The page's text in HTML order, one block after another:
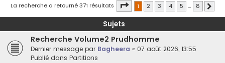
c
h
r
c
h
La recherche a retourné 371 résultats Page 1sur8
1 2 3 4 5 … 8
Sujets
Recherche Volume2 Prudhomme
Dernier message par Bagheera « 07 août 2026, 13:55
Publié dans Partitions